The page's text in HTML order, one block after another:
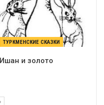
ТУРКМЕНСКИЕ СКАЗКИ
Ишан и золото